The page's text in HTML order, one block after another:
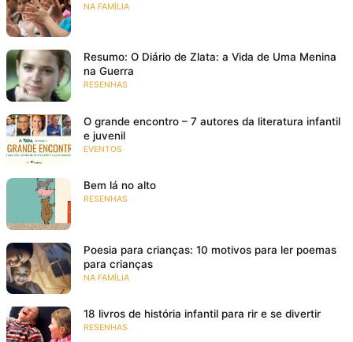
NA FAMÍLIA
Resumo: O Diário de Zlata: a Vida de Uma Menina
na Guerra
RESENHAS
O grande encontro – 7 autores da literatura infantil
e juvenil
EVENTOS
Bem lá no alto
RESENHAS
Poesia para crianças: 10 motivos para ler poemas
para crianças
NA FAMÍLIA
18 livros de história infantil para rir e se divertir
RESENHAS